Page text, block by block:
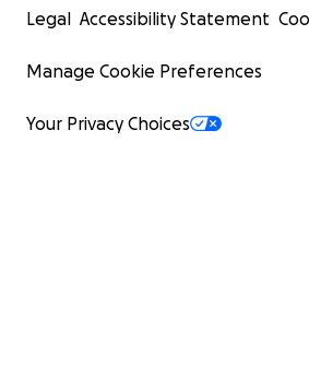
Legal Accessibility Statement
Manage Cookie Preferences
Your Privacy Choices